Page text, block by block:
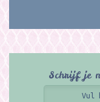
Schrijf je